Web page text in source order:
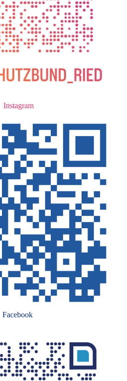
Instagram
Facebook